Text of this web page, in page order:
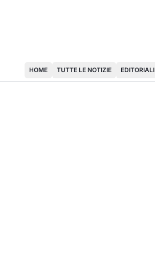
HOME TUTTE LE NOTIZIE EDITORIALI